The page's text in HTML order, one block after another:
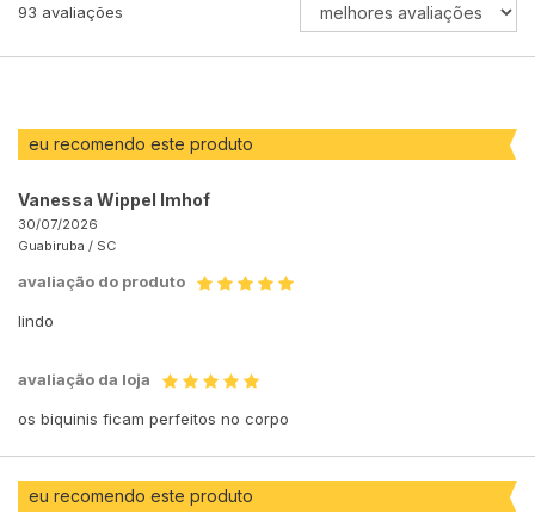
93 avaliações
AVALIAÇÕES
eu recomendo este produto
Vanessa Wippel Imhof
30/07/2026
Guabiruba / SC
avaliação do produto
lindo
avaliação da loja
os biquinis ficam perfeitos no corpo
eu recomendo este produto